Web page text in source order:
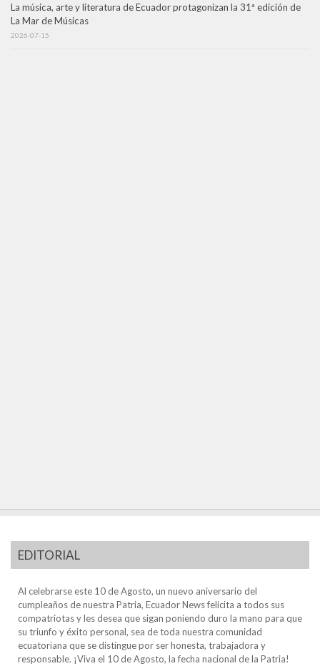
La música, arte y literatura de Ecuador protagonizan la 31ª edición de
La Mar de Músicas
2026-07-15
EDITORIAL
Al celebrarse este 10 de Agosto, un nuevo aniversario del
cumpleaños de nuestra Patria, Ecuador News felicita a todos sus
compatriotas y les desea que sigan poniendo duro la mano para que
su triunfo y éxito personal, sea de toda nuestra comunidad
ecuatoriana que se distingue por ser honesta, trabajadora y
responsable. ¡Viva el 10 de Agosto, la fecha nacional de la Patria!